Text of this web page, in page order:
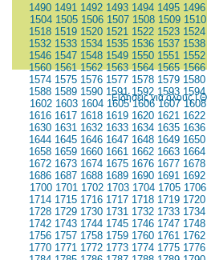
1490 1491 1492 1493 1494 1495 1496
1504 1505 1506 1507 1508 1509 1510
1518 1519 1520 1521 1522 1523 1524
1532 1533 1534 1535 1536 1537 1538
1546 1547 1548 1549 1550 1551 1552
1560 1561 1562 1563 1564 1565 1566
1574 1575 1576 1577 1578 1579 1580
1588 1589 1590 1591 1592 1593 1594
1602 1603 1604 1605 1606 1607 1608
1616 1617 1618 1619 1620 1621 1622
1630 1631 1632 1633 1634 1635 1636
1644 1645 1646 1647 1648 1649 1650
1658 1659 1660 1661 1662 1663 1664
1672 1673 1674 1675 1676 1677 1678
1686 1687 1688 1689 1690 1691 1692
1700 1701 1702 1703 1704 1705 1706
1714 1715 1716 1717 1718 1719 1720
1728 1729 1730 1731 1732 1733 1734
1742 1743 1744 1745 1746 1747 1748
1756 1757 1758 1759 1760 1761 1762
1770 1771 1772 1773 1774 1775 1776
Ειδήσεις για όλους|